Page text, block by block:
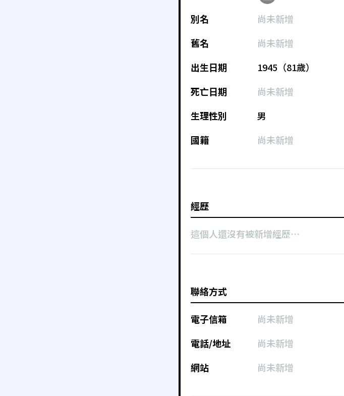
別名
尚未新增
舊名
尚未新增
出生日期
1945（81歲）
死亡日期
尚未新增
生理性別
男
國籍
尚未新增
經歷
這個人還沒有被新增經歷⋯
聯絡方式
電子信箱
尚未新增
電話/地址
尚未新增
網站
尚未新增